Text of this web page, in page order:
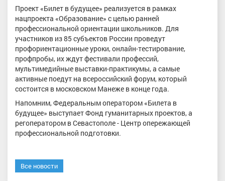
Проект «Билет в будущее» реализуется в рамках
нацпроекта «Образование» с целью ранней
профессиональной ориентации школьников. Для
участников из 85 субъектов России проведут
профориентационные уроки, онлайн-тестирование,
профпробы, их ждут фестивали профессий,
мультимедийные выставки-практикумы, а самые
активные поедут на всероссийский форум, который
состоится в московском Манеже в конце года.
Напомним, Федеральным оператором «Билета в
будущее» выступает Фонд гуманитарных проектов, а
регоператором в Севастополе - Центр опережающей
профессиональной подготовки.
Все новости